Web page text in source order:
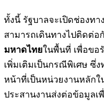
ทั้งนี้ รัฐบาลจะเปิดช่องท
สามารถเดินทางไปติดต่อ
มหาดไทยในพื้นที่ เพื่อขอ
เพิ่มเติมเป็นกรณีพิเศษ ซึ่
หน้าที่เป็นหน่วยงานหลักใ
ประสานงานส่งต่อข้อมูลเ